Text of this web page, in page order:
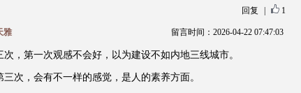
回复 1
雅 留言时间：2026-04-22 07:47:03
次，第一次观感不会好，以为建设不如内地三线城市。
三次，会有不一样的感觉，是人的素养方面。